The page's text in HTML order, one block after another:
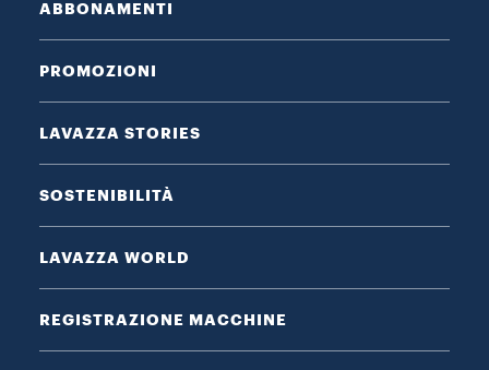
ABBONAMENTI
PROMOZIONI
LAVAZZA STORIES
SOSTENIBILITÀ
LAVAZZA WORLD
REGISTRAZIONE MACCHINE